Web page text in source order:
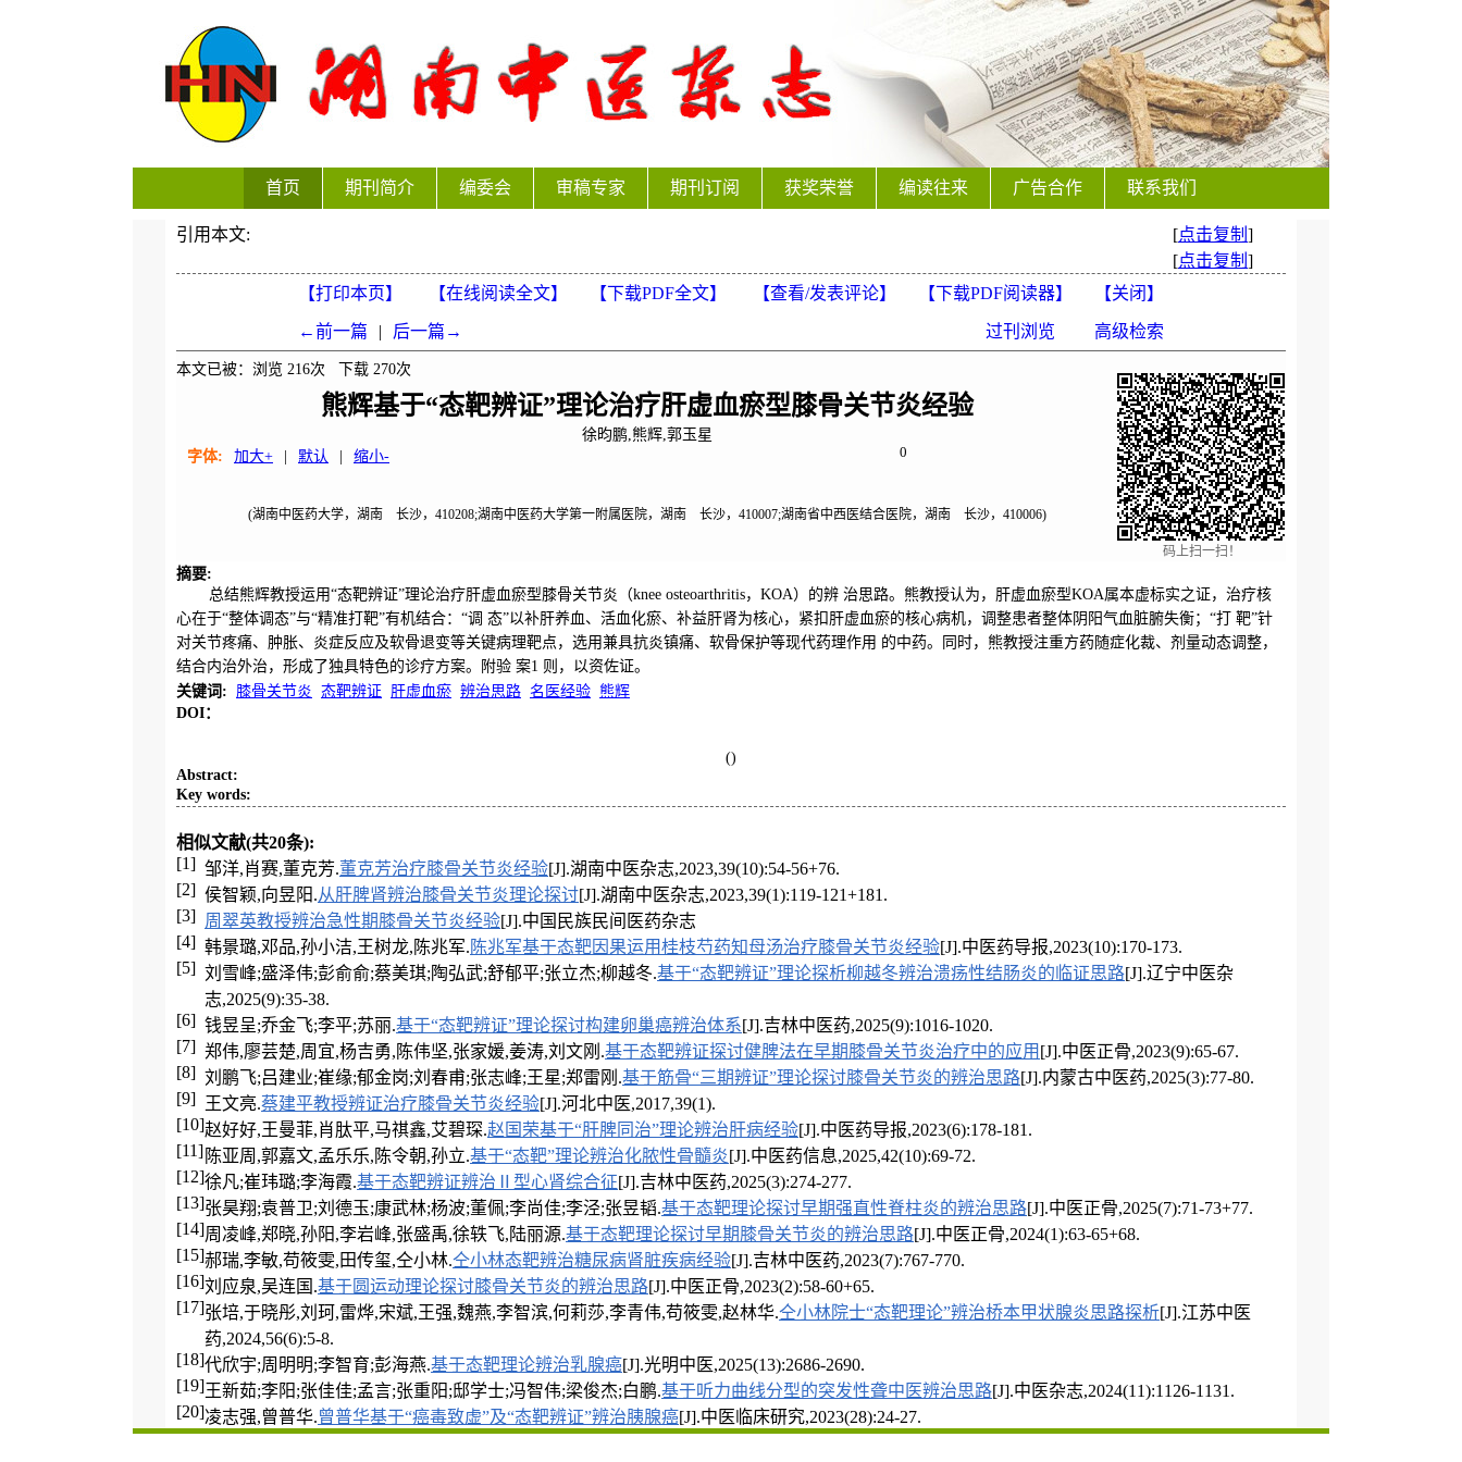
首页 期刊简介 编委会 审稿专家 期刊订阅 获奖荣誉 编读往来 广告合作 联系我们
引用本文: [点击复制 ]
[点击复制 ]
【打印本页】
【在线阅读全文】 【下载PDF全文】 【查看/发表评论】 【下载PDF阅读器】 【关闭 】
←前一篇 | 后一篇→ 过刊浏览 高级检索
本文已被：浏览 216次 下载 270次
码上扫一扫！
熊辉基于“态靶辨证”理论治疗肝虚血瘀型膝骨关节炎经验
徐昀鹏,熊辉,郭玉星
0
字体: 加大+ 默认 缩小-
(湖南中医药大学，湖南 长沙，410208;湖南中医药大学第一附属医院，湖南 长沙，410007;湖南省中西医结合医院，湖南 长沙，410006)
摘要:
总结熊辉教授运用“态靶辨证”理论治疗肝虚血瘀型膝骨关节炎（knee osteoarthritis，KOA）的辨 治思路。熊教授认为，肝虚血瘀型KOA属本虚标实之证，治疗核
心在于“整体调态”与“精准打靶”有机结合：“调 态”以补肝养血、活血化瘀、补益肝肾为核心，紧扣肝虚血瘀的核心病机，调整患者整体阴阳气血脏腑失衡；“打 靶”针
对关节疼痛、肿胀、炎症反应及软骨退变等关键病理靶点，选用兼具抗炎镇痛、软骨保护等现代药理作用 的中药。同时，熊教授注重方药随症化裁、剂量动态调整，
结合内治外治，形成了独具特色的诊疗方案。附验 案1 则，以资佐证。
关键词 : 膝骨关节炎 态靶辨证 肝虚血瘀 辨治思路 名医经验 熊辉
DOI：
()
Abstract:
Key words:
相似文献(共20条):
[1] 邹洋,肖赛,董克芳.董克芳治疗膝骨关节炎经验[J].湖南中医杂志,2023,39(10):54-56+76.
[2] 侯智颖,向昱阳.从肝脾肾辨治膝骨关节炎理论探讨[J].湖南中医杂志,2023,39(1):119-121+181.
[3] 周翠英教授辨治急性期膝骨关节炎经验[J].中国民族民间医药杂志
[4] 韩景璐,邓品,孙小洁,王树龙,陈兆军. 陈兆军基于态靶因果运用桂枝芍药知母汤治疗膝骨关节炎经验[J].中医药导报,2023(10):170-173.
[5] 刘雪峰;盛泽伟;彭俞俞;蔡美琪;陶弘武;舒郁平;张立杰;柳越冬.基于“态靶辨证”理论探析柳越冬辨治溃疡性结肠炎的临证思路[J].辽宁中医杂
志,2025(9):35-38.
[6] 钱昱呈;乔金飞;李平;苏丽.基于“态靶辨证”理论探讨构建卵巢癌辨治体系[J].吉林中医药,2025(9):1016-1020.
[7] 郑伟,廖芸楚,周宜,杨吉勇,陈伟坚,张家媛,姜涛,刘文刚.基于态靶辨证探讨健脾法在早期膝骨关节炎治疗中的应用 [J].中医正骨,2023(9):65-67.
[8] 刘鹏飞;吕建业;崔缘;郁金岗;刘春甫;张志峰;王星;郑雷刚.基于筋骨“三期辨证”理论探讨膝骨关节炎的辨治思路[J].内蒙古中医药,2025(3):77-80.
[9] 王文亮.蔡建平教授辨证治疗膝骨关节炎经验[J].河北中医,2017,39(1).
[10]赵好好,王曼菲,肖肽平,马祺鑫,艾碧琛.赵国荣基于“肝脾同治”理论辨治肝病经验[J].中医药导报,2023(6):178-181.
[11] 陈亚周,郭嘉文,孟乐乐,陈令朝,孙立.基于“态靶”理论辨治化脓性骨髓炎[J].中医药信息,2025,42(10):69-72.
[12]徐凡;崔玮璐;李海霞.基于态靶辨证辨治Ⅱ型心肾综合征[J].吉林中医药,2025(3):274-277.
[13]张昊翔;袁普卫;刘德玉;康武林;杨波;董佩;李尚佳;李泾;张昱韬.基于态靶理论探讨早期强直性脊柱炎的辨治思路[J].中医正骨,2025(7):71-73+77.
[14]周凌峰,郑晓,孙阳,李岩峰,张盛禹,徐轶飞,陆丽源.基于态靶理论探讨早期膝骨关节炎的辨治思路[J].中医正骨,2024(1):63-65+68.
[15]郝瑞,李敏,苟筱雯,田传玺,仝小林.仝小林态靶辨治糖尿病肾脏疾病经验[J].吉林中医药,2023(7):767-770.
[16]刘应泉,吴连国.基于圆运动理论探讨膝骨关节炎的辨治思路[J].中医正骨,2023(2):58-60+65.
[17]张培,于晓彤,刘珂,雷烨,宋斌,王强,魏燕,李智滨,何莉莎,李青伟,苟筱雯,赵林华.仝小林院士“态靶理论”辨治桥本甲状腺炎思路探析[J].江苏中医
药,2024,56(6):5-8.
[18]代欣宇;周明明;李智育;彭海燕.基于态靶理论辨治乳腺癌[J].光明中医,2025(13):2686-2690.
[19]王新茹;李阳;张佳佳;孟言;张重阳;邸学士;冯智伟;梁俊杰;白鹏.基于听力曲线分型的突发性聋中医辨治思路[J].中医杂志,2024(11):1126-1131.
[20]凌志强,曾普华.曾普华基于“癌毒致虚”及“态靶辨证”辨治胰腺癌[J].中医临床研究,2023(28):24-27.